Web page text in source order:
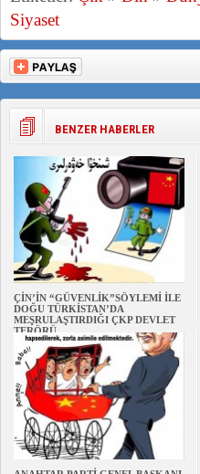
Siyaset
BENZER HABERLER
ÇİN’İN “GÜVENLİK”SÖYLEMİ İLE
DOĞU TÜRKİSTAN’DA
MEŞRULAŞTIRDIĞI ÇKP DEVLET
TERÖRÜ